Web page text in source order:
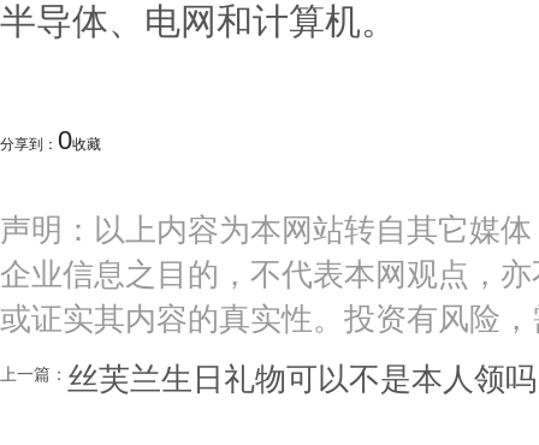
半导体、电网和计算机。
分享到： 0收藏
声明：以上内容为本网站转自其它媒
企业信息之目的，不代表本网观点，
或证实其内容的真实性。投资有风险
上一篇： 丝芙兰生日礼物可以不是本人领吗